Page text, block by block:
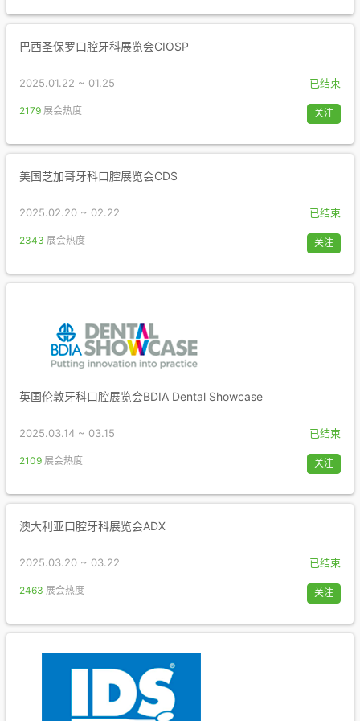
巴西圣保罗口腔牙科展览会CIOSP
2025.01.22 ~ 01.25 已结束
2179 展会热度 关注
美国芝加哥牙科口腔展览会CDS
2025.02.20 ~ 02.22 已结束
2343 展会热度 关注
英国伦敦牙科口腔展览会BDIA Dental Showcase
2025.03.14 ~ 03.15 已结束
2109 展会热度 关注
澳大利亚口腔牙科展览会ADX
2025.03.20 ~ 03.22 已结束
2463 展会热度 关注